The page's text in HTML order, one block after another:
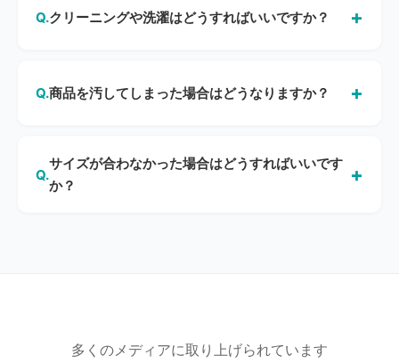
ックプラン）」としてご利用いただけます。月額料金は不
タル開始日は30日先まで予約可能です。なお、往復送料無
クリーニングや洗濯はどうすればいいですか？
ております。ご使用後はそのままご返却ください。返却後
商品を汚してしまった場合はどうなりますか？
はございません。シミ抜きの追加請求もありません。ただ
し、次回レンタルに支障が生じる著しい汚損・破損の場合
サイズが合わなかった場合はどうすればいいです
か？
多くのメディアに取り上げられています